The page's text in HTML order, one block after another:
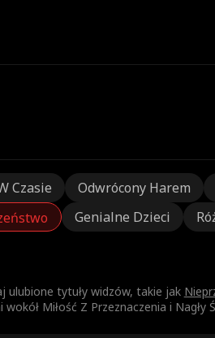
Czasie Odwrócony Harem
Genialne Dzieci
ulubione tytuły widzów, takie jak
Miłość Z Przeznaczenia i